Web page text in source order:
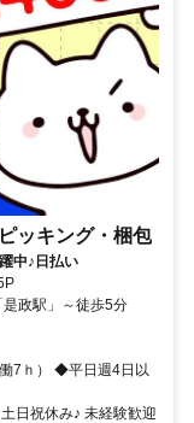
ッキング・梱包
中♪日払い
政駅」～徒歩5分
7ｈ） ◆平日週4日以
日祝休み♪ 未経験歓迎